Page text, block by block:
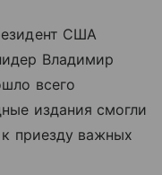
США
Владимир
всего
издания смогли
приезду важных